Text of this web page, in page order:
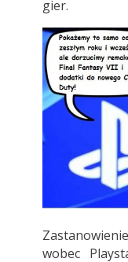
gier.
wobec